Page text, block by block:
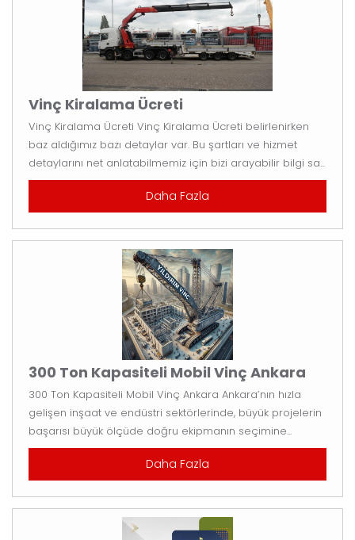
Vinç Kiralama Ücreti
Vinç Kiralama Ücreti Vinç Kiralama Ücreti belirlenirken
baz aldığımız bazı detaylar var. Bu şartları ve hizmet
detaylarını net anlatabilmemiz için bizi arayabilir bilgi sa...
Daha Fazla
300 Ton Kapasiteli Mobil Vinç Ankara
300 Ton Kapasiteli Mobil Vinç Ankara Ankara’nın hızla
gelişen inşaat ve endüstri sektörlerinde, büyük projelerin
başarısı büyük ölçüde doğru ekipmanın seçimine...
Daha Fazla